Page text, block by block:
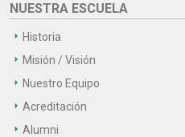
NUESTRA ESCUELA
Historia
Misión / Visión
Nuestro Equipo
Acreditación
Alumni